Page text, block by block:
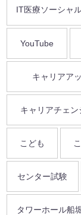
IT医療ソーシャ
YouTube
キャリアア
キャリアチェン
こども
センター試験
タワーホール船